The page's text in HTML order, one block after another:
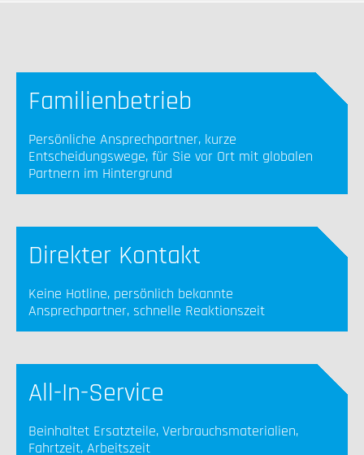
Familienbetrieb
Persönliche Ansprechpartner, kurze
Entscheidungswege, für Sie vor Ort mit globalen
Partnern im Hintergrund
Direkter Kontakt
Keine Hotline, persönlich bekannte
Ansprechpartner, schnelle Reaktionszeit
All-In-Service
Beinhaltet Ersatzteile, Verbrauchsmaterialien,
Fahrtzeit, Arbeitszeit